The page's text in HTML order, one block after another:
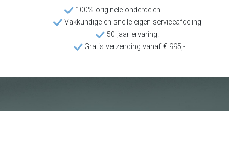
100% originele onderdelen
Vakkundige en snelle eigen serviceafdeling
50 jaar ervaring!
Gratis verzending vanaf € 995,-